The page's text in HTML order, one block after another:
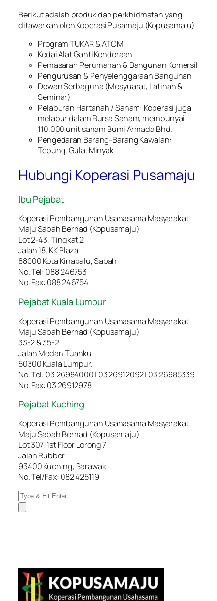
Berikut adalah produk dan perkhidmatan yang
ditawarkan oleh Koperasi Pusamaju (Kopusamaju)
Program TUKAR & ATOM
Kedai Alat Ganti Kenderaan
Pemasaran Perumahan & Bangunan Komersil
Pengurusan & Penyelenggaraan Bangunan
Dewan Serbaguna (Mesyuarat, Latihan &
Seminar)
Pelaburan Hartanah / Saham: Koperasi juga
melabur dalam Bursa Saham, mempunyai
110,000 unit saham Bumi Armada Bhd.
Pengedaran Barang-Barang Kawalan:
Tepung, Gula, Minyak
Hubungi Koperasi Pusamaju
Ibu Pejabat
Koperasi Pembangunan Usahasama Masyarakat
Maju Sabah Berhad (Kopusamaju)
Lot 2-43, Tingkat 2
Jalan 18, KK Plaza
88000 Kota Kinabalu, Sabah
No. Tel: 088 246753
No. Fax: 088 246754
Pejabat Kuala Lumpur
Koperasi Pembangunan Usahasama Masyarakat
Maju Sabah Berhad (Kopusamaju)
33-2 & 35-2
Jalan Medan Tuanku
50300 Kuala Lumpur.
No. Tel: 03 26984000 | 03 26912092 | 03 26985339
No. Fax: 03 26912978
Pejabat Kuching
Koperasi Pembangunan Usahasama Masyarakat
Maju Sabah Berhad (Kopusamaju)
Lot 307, 1st Floor Lorong 7
Jalan Rubber
93400 Kuching, Sarawak
No. Tel/Fax: 082 425119